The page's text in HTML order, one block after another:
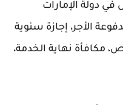
في دولة الإمارات
الأجر، إجازة سنوية
مكافأة نهاية الخدمة،